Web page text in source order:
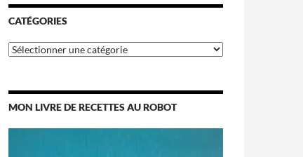
CATÉGORIES
Catégories
MON LIVRE DE RECETTES AU ROBOT